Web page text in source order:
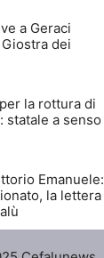
a Geraci
dei
la rottura di
statale a senso
Emanuele:
la lettera